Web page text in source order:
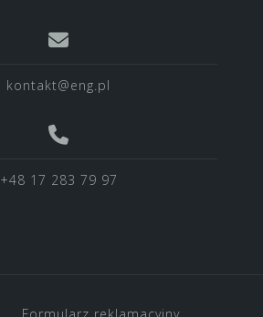
kontakt@eng.pl
+48 17 283 79 97